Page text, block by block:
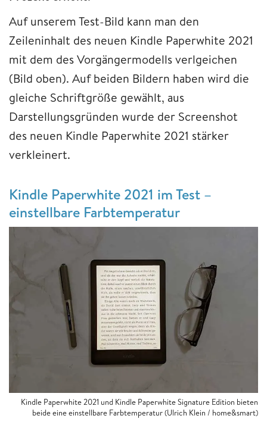
Auf unserem Test-Bild kann man den
Zeileninhalt des neuen Kindle Paperwhite 2021
mit dem des Vorgängermodells verlgeichen
(Bild oben). Auf beiden Bildern haben wird die
gleiche Schriftgröße gewählt, aus
Darstellungsgründen wurde der Screenshot
des neuen Kindle Paperwhite 2021 stärker
verkleinert.
Kindle Paperwhite 2021 im Test –
einstellbare Farbtemperatur
Kindle Paperwhite 2021 und Kindle Paperwhite Signature Edition bieten
beide eine einstellbare Farbtemperatur (Ulrich Klein / home&smart)